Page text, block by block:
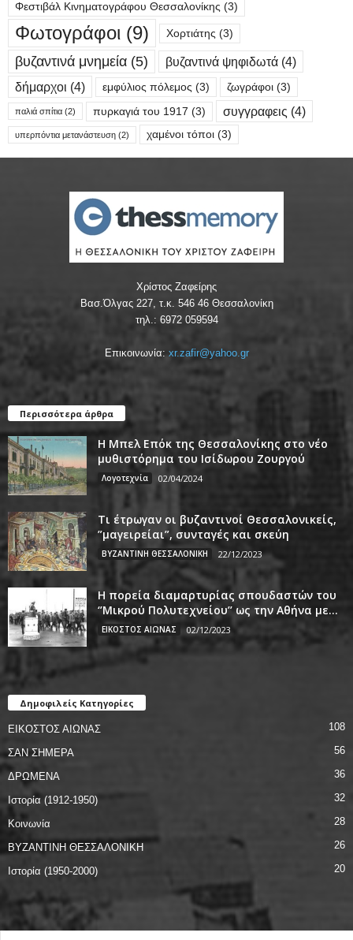
Φεστιβάλ Κινηματογράφου Θεσσαλονίκης (3)
Φωτογράφοι (9) Χορτιάτης (3)
βυζαντινά μνημεία (5) βυζαντινά ψηφιδωτά (4)
δήμαρχοι (4) εμφύλιος πόλεμος (3) ζωγράφοι (3)
παλιά σπίτια (2) πυρκαγιά του 1917 (3) συγγραφεις (4)
υπερπόντια μετανάστευση (2) χαμένοι τόποι (3)
Χρίστος Ζαφείρης
Βασ.Όλγας 227, τ.κ. 546 46 Θεσσαλονίκη
τηλ.: 6972 059594
Επικοινωνία: xr.zafir@yahoo.gr
Περισσότερα άρθρα
Η Μπελ Επόκ της Θεσσαλονίκης στο νέο
μυθιστόρημα του Ισίδωρου Ζουργού
Λογοτεχνία 02/04/2024
Τι έτρωγαν οι βυζαντινοί Θεσσαλονικείς,
”μαγειρείαι”, συνταγές και σκεύη
ΒΥΖΑΝΤΙΝΗ ΘΕΣΣΑΛΟΝΙΚΗ 22/12/2023
Η πορεία διαμαρτυρίας σπουδαστών του
‘’Μικρού Πολυτεχνείου’’ ως την Αθήνα με...
ΕΙΚΟΣΤΟΣ ΑΙΩΝΑΣ 02/12/2023
Δημοφιλείς Κατηγορίες
ΕΙΚΟΣΤΟΣ ΑΙΩΝΑΣ 108
ΣΑΝ ΣΗΜΕΡΑ 56
ΔΡΩΜΕΝΑ 36
Ιστορία (1912-1950) 32
Κοινωνία 28
ΒΥΖΑΝΤΙΝΗ ΘΕΣΣΑΛΟΝΙΚΗ 26
Ιστορία (1950-2000) 20